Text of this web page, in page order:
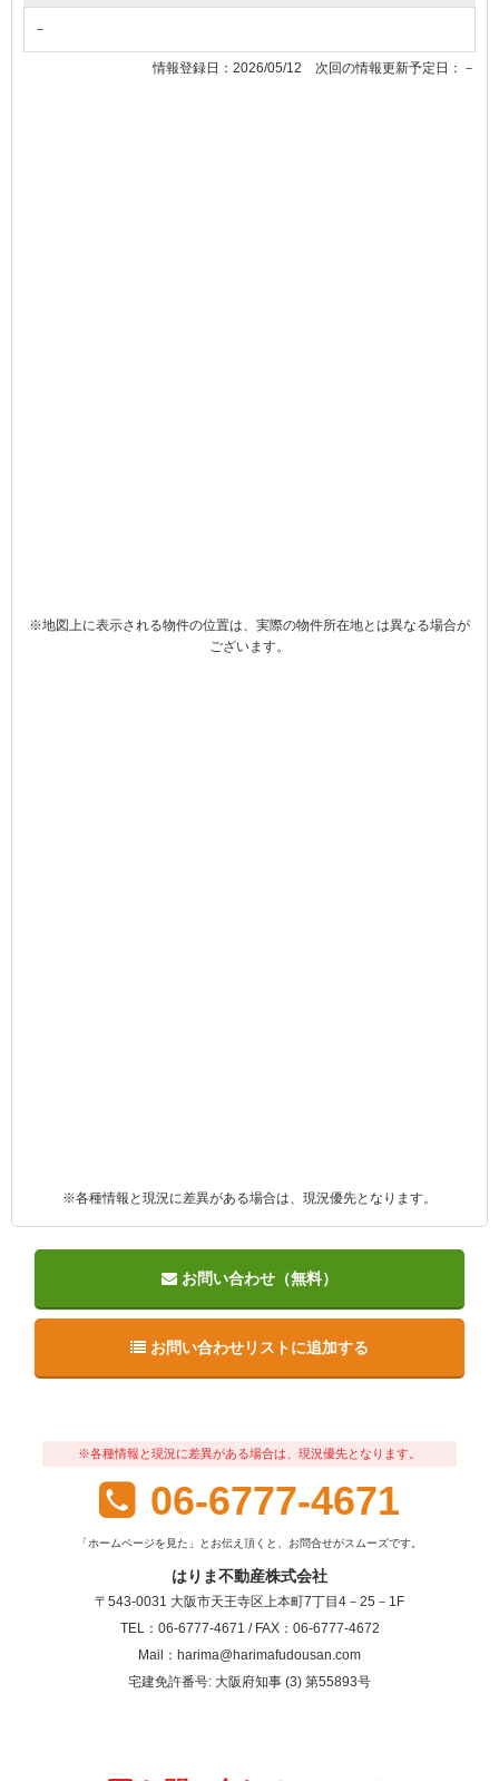
－
情報登録日：2026/05/12 次回の情報更新予定日：－
※地図上に表示される物件の位置は、実際の物件所在地とは異なる場合が
ございます。
※各種情報と現況に差異がある場合は、現況優先となります。
お問い合わせ（無料）
お問い合わせリストに追加する
※各種情報と現況に差異がある場合は、現況優先となります。
06-6777-4671
「ホームページを見た」とお伝え頂くと、お問合せがスムーズです。
はりま不動産株式会社
〒543-0031 大阪市天王寺区上本町7丁目4－25－1F
TEL：06-6777-4671 / FAX：06-6777-4672
Mail：harima@harimafudousan.com
宅建免許番号: 大阪府知事 (3) 第55893号